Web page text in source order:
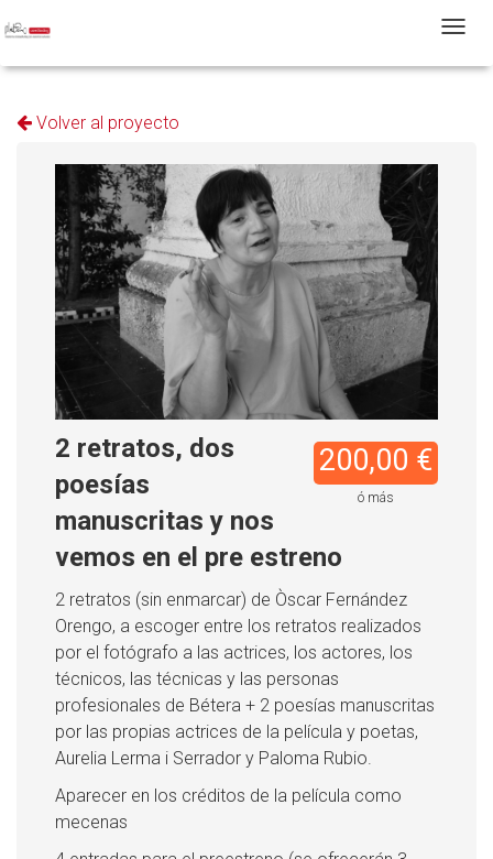
T
Volver al proyecto
200,00 €
ó más
2 retratos, dos
poesías
manuscritas y nos
vemos en el pre estreno
2 retratos (sin enmarcar) de Òscar Fernández
Orengo, a escoger entre los retratos realizados
por el fotógrafo a las actrices, los actores, los
técnicos, las técnicas y las personas
profesionales de Bétera + 2 poesías manuscritas
por las propias actrices de la película y poetas,
Aurelia Lerma i Serrador y Paloma Rubio.
Aparecer en los créditos de la película como
mecenas